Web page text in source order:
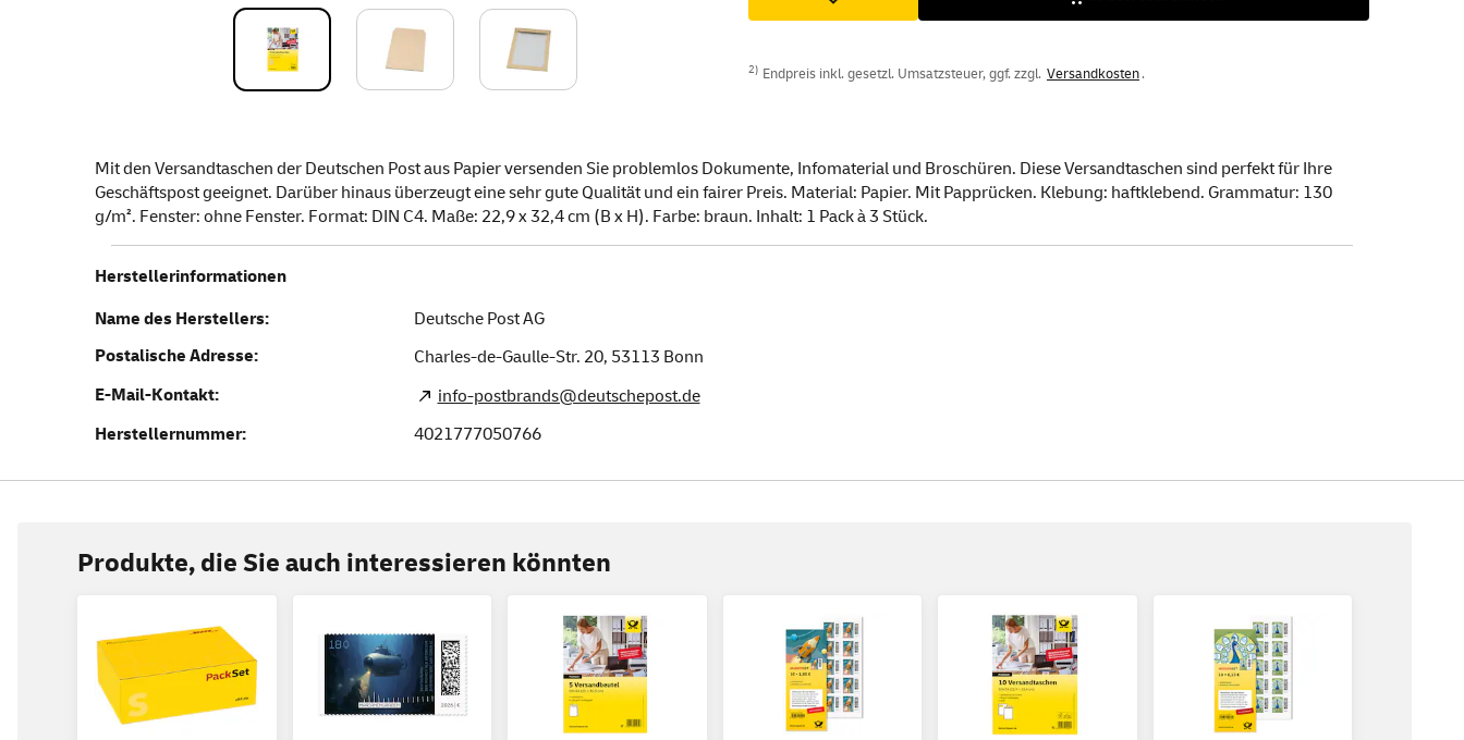
2) Endpreis inkl. gesetzl. Umsatzsteuer, ggf. zzgl. Versandkosten.
Mit den Versandtaschen der Deutschen Post aus Papier versenden Sie problemlos Dokumente, Infomaterial und Broschüren. Diese Versandtaschen sind perfekt für Ihre
Geschäftspost geeignet. Darüber hinaus überzeugt eine sehr gute Qualität und ein fairer Preis. Material: Papier. Mit Papprücken. Klebung: haftklebend. Grammatur: 130
g/m². Fenster: ohne Fenster. Format: DIN C4. Maße: 22,9 x 32,4 cm (B x H). Farbe: braun. Inhalt: 1 Pack à 3 Stück.
Herstellerinformationen
Name des Herstellers:
Deutsche Post AG
Postalische Adresse:
Charles-de-Gaulle-Str. 20, 53113 Bonn
E-Mail-Kontakt:
info-postbrands@deutschepost.de
Herstellernummer:
4021777050766
Produkte, die Sie auch interessieren könnten